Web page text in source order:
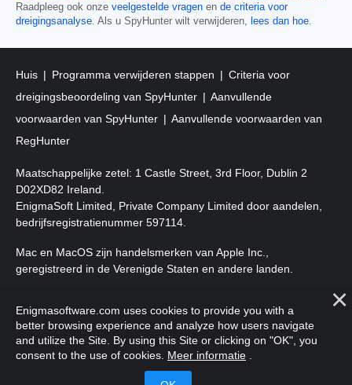
Raadpleeg ook onze veelgestelde vragen en de criteria voor
dreigingsanalyse. Als u SpyHunter wilt verwijderen, lees dan hoe.
Huis Programma verwijderen stappen
Criteria voor
dreigingsbeoordeling van SpyHunter
Aanvullende
voorwaarden van SpyHunter
Aanvullende voorwaarden van
RegHunter
Maatschappelijke zetel: 1 Castle Street, 3rd Floor, Dublin 2
D02XD82 Ireland.
EnigmaSoft Limited, Private Company Limited door aandelen,
bedrijfsregistratienummer 597114.
Mac en MacOS zijn handelsmerken van Apple Inc.,
geregistreerd in de Verenigde Staten en andere landen.
voorbehouden.
Enigmasoftware.com uses cookies to provide you with a
better browsing experience and analyze how users navigate
and utilize the Site. By using this Site or clicking on "OK", you
consent to the use of cookies. Meer informatie